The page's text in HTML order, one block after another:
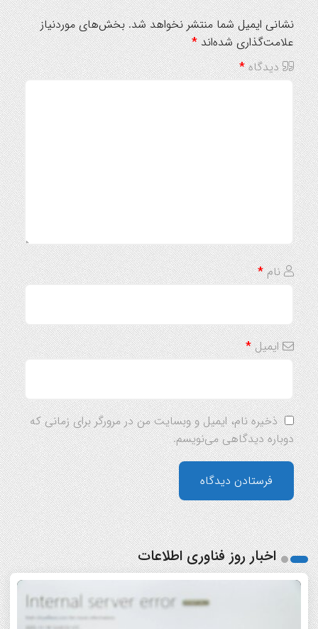
نشانی ایمیل شما منتشر نخواهد شد. بخش‌های موردنیاز
علامت‌گذاری شده‌اند*
دیدگاه*
نام*
ایمیل*
ذخیره نام، ایمیل و وبسایت من در مرورگر برای زمانی که
دوباره دیدگاهی می‌نویسم.
اخبار روز فناوری اطلاعات